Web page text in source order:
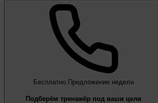
Бесплатно Предложение недели
Подберём тренажёр под ваши цели